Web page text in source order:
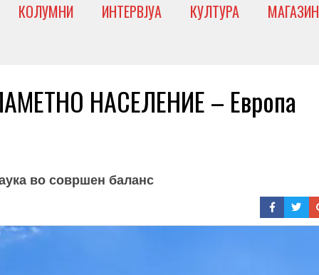
КОЛУМНИ ИНТЕРВЈУА КУЛТУРА МАГАЗИН
НАСЕЛЕНИЕ – Европа
во совршен баланс